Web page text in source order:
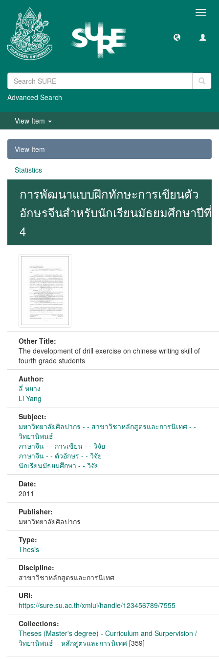
Advanced Search
View Item
View Item
Statistics
การพัฒนาแบบฝึกทักษะการเขียนตัว
อักษรจีนสำหรับนักเรียนมัธยมศึกษาปีที่
4
Other Title:
The development of drill exercise on chinese writing skill of
fourth grade students
Author:
ลี่ หยาง
Li Yang
Subject:
มหาวิทยาลัยศิลปากร - - สาขาวิชาหลักสูตรและการนิเทศ - -
วิทยานิพนธ์
ภาษาจีน - - การเขียน - - วิจัย
ภาษาจีน - - ตัวอักษร - - วิจัย
นักเรียนมัธยมศึกษา - - วิจัย
Date:
2011
Publisher:
มหาวิทยาลัยศิลปากร
Type:
Thesis
Discipline:
สาขาวิชาหลักสูตรและการนิเทศ
URI:
https://sure.su.ac.th/xmlui/handle/123456789/7555
Collections:
Theses (Master's degree) - Curriculum and Surpervision /
วิทยานิพนธ์ – หลักสูตรและการนิเทศ [359]